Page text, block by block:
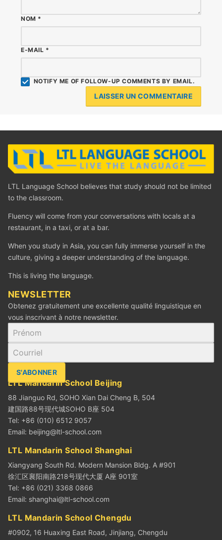
NOTIFY ME OF FOLLOW-UP COMMENTS BY EMAIL.
NOM *
E-MAIL *
LTL Language School believes that study should not be limited
to the classroom.
Fluency will come from your conversations with locals at a
restaurant, in a taxi, or at a bar.
When you study in Asia, you can fully immerse yourself in the
culture, giving a deeper understanding of the language.
This is living the language.
‪NEWSLETTER
Obtenez gratuitement une excellente qualité linguistique en
vous inscrivant à notre newsletter.
S'ABONNER
LTL Mandarin School Beijing
88 Jianguo Rd, SOHO Xian Dai Cheng B, 504
建国路88号现代城SOHO B座 504
Tel: +86 (010) 6512 9057
Email: beijing@ltl-school.com
LTL Mandarin School Shanghai
Xiangyang South Rd. Modern Mansion Bldg. A #901
徐汇区襄阳南路218号现代大厦 A座 901室
Tel: +86 (021) 3368 0866
Email: shanghai@ltl-school.com
LTL Mandarin School Chengdu
#0902, 16 Huaxing East Road, Jinjiang, Chengdu